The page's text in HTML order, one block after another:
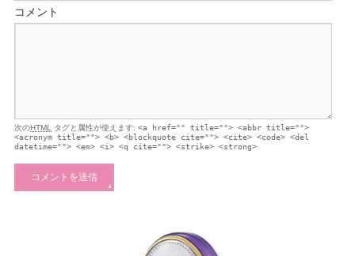
コメント
次のHTML タグと属性が使えます:<a href="" title=""> <abbr title="">
<acronym title=""> <b> <blockquote cite=""> <cite> <code> <del
datetime=""> <em> <i> <q cite=""> <strike> <strong>